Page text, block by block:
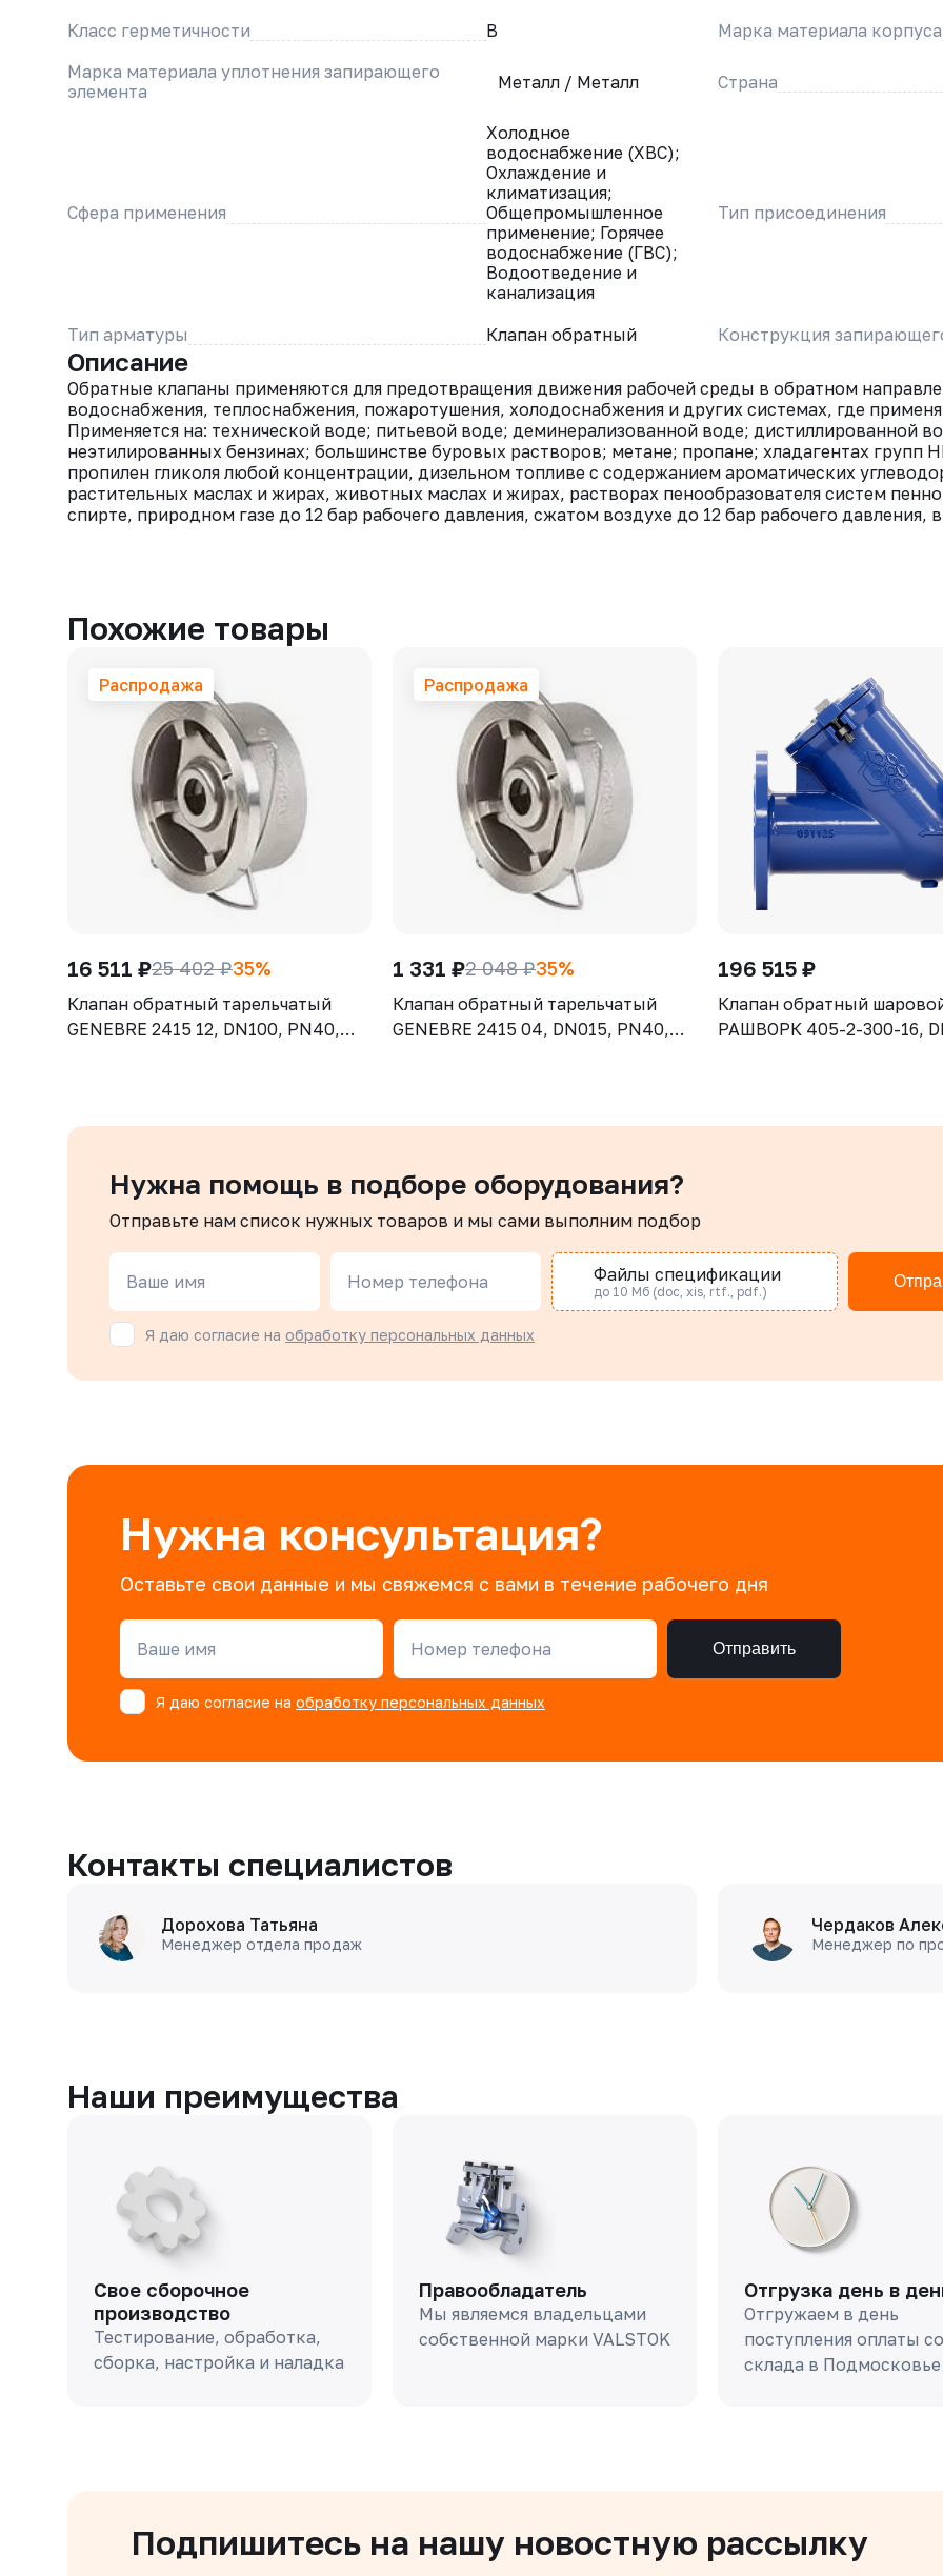
Класс герметичности
B
Марка материала корпуса
Марка материала уплотнения запирающего
элемента
Металл / Металл Страна
Сфера применения
Холодное
водоснабжение (ХВС);
Охлаждение и
климатизация;
Общепромышленное
применение; Горячее
водоснабжение (ГВС);
Водоотведение и
канализация
Тип присоединения
Тип арматуры Клапан обратный Конструкция
Описание
Обратные клапаны применяются для предотвращения движения рабочей среды в обратном
водоснабжения, теплоснабжения, пожаротушения, холо­доснабжения и других системах, где
Применяется на: технической воде; питьевой воде; деминерализованной воде; дистиллированной
неэтилированных бензинах; большинстве буровых растворов; метане; пропане; хладагентах групп
пропилен гликоля любой концентрации, дизельном топливе с содержанием ароматических
растительных маслах и жирах, животных маслах и жирах, растворах пенообразователя систем
спирте, природном газе до 12 бар рабочего давления, сжатом воздухе до 12 бар рабочего
Похожие товары
Распродажа
16 511 ₽25 402 ₽35%
Клапан обратный тарельчатый
GENEBRE 2415 12, DN100, PN40,
Распродажа
1 331 ₽2 048 ₽35%
Клапан обратный тарельчатый
GENEBRE 2415 04, DN015, PN40,
196 515 ₽
Клапан обратный
РАШВОРК 405-2-300-16,
Нужна помощь в подборе оборудования?
Отправьте нам список нужных товаров и мы сами выполним подбор
Ваше имя Номер телефона Файлы спецификации
до 10 Мб (doc, xis, rtf., pdf.)
Я даю согласие на обработку персональных данных
Нужна консультация?
Оставьте свои данные и мы свяжемся с вами в течение рабочего дня
Ваше имя Номер телефона Отправить
Я даю согласие на обработку персональных данных
Контакты специалистов
Дорохова Татьяна
Менеджер отдела продаж
Чердаков
Менеджер по
Наши преимущества
Свое сборочное
производство
Тестирование, обработка,
сборка, настройка и наладка
Правообладатель
Мы являемся владельцами
собственной марки VALSTOK
Отгрузка день в
Отгружаем в день
поступления оплаты со
склада в Подмосковье
Подпишитесь на нашу новостную рассылку